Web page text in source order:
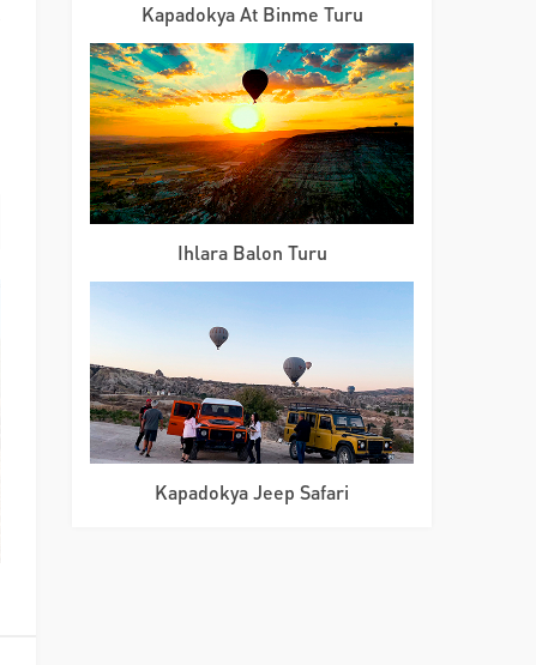
Kapadokya At Binme Turu
Ihlara Balon Turu
Kapadokya Jeep Safari